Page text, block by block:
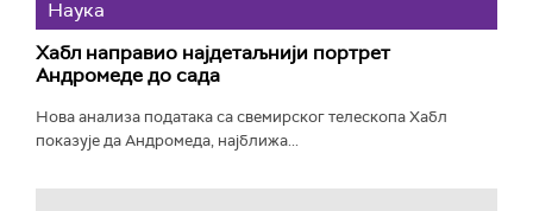
Наука
Хабл направио најдетаљнији портрет
Андромеде до сада
Нова анализа података са свемирског телескопа Хабл
показује да Андромеда, најближа...